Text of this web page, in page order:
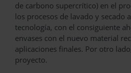
de carbono supercrítico) en el
los procesos de lavado y
tecnología, con el consiguiente
envases con el nuevo material
aplicaciones finales. Por otro
proyecto.